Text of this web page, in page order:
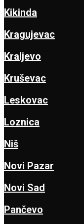
Kikinda
Kragujevac
Kraljevo
Kruševac
Leskovac
Loznica
Niš
Novi Pazar
Novi Sad
Pančevo